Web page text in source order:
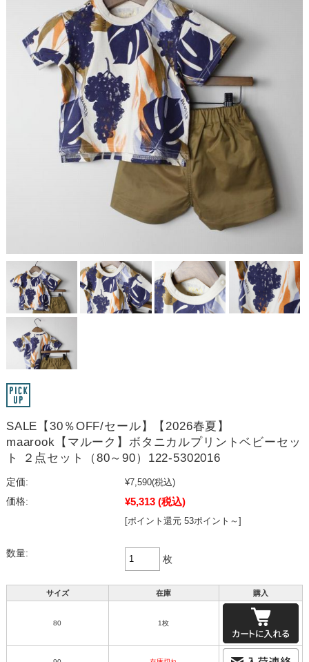
SALE【30％OFF/セール】【2026春夏】
maarook【マルーク】ボタニカルプリントベビーセッ
ト ２点セット（80～90）122-5302016
定価: ¥7,590(税込)
価格:
¥5,313 (税込)
[ポイント還元 53ポイント～]
数量:
枚
サイズ 在庫 購入
80 1枚